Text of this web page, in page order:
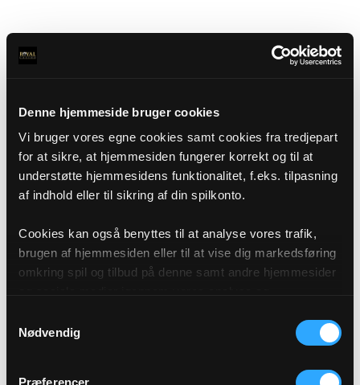
Denne hjemmeside bruger cookies
Vi bruger vores egne cookies samt cookies fra tredjepart
for at sikre, at hjemmesiden fungerer korrekt og til at
understøtte hjemmesidens funktionalitet, f.eks. tilpasning
af indhold eller til sikring af din spilkonto.
Cookies kan også benyttes til at analyse vores trafik,
brugen af hjemmesiden eller til at vise dig markedsføring
omkring spil og tilbud på denne samt andre hjemmesider
af cookies under "Detaljer" eller ved at klikke videre til
vores Cookiepolitik, som du finder i bunden af vores
Nødvendig
Præferencer